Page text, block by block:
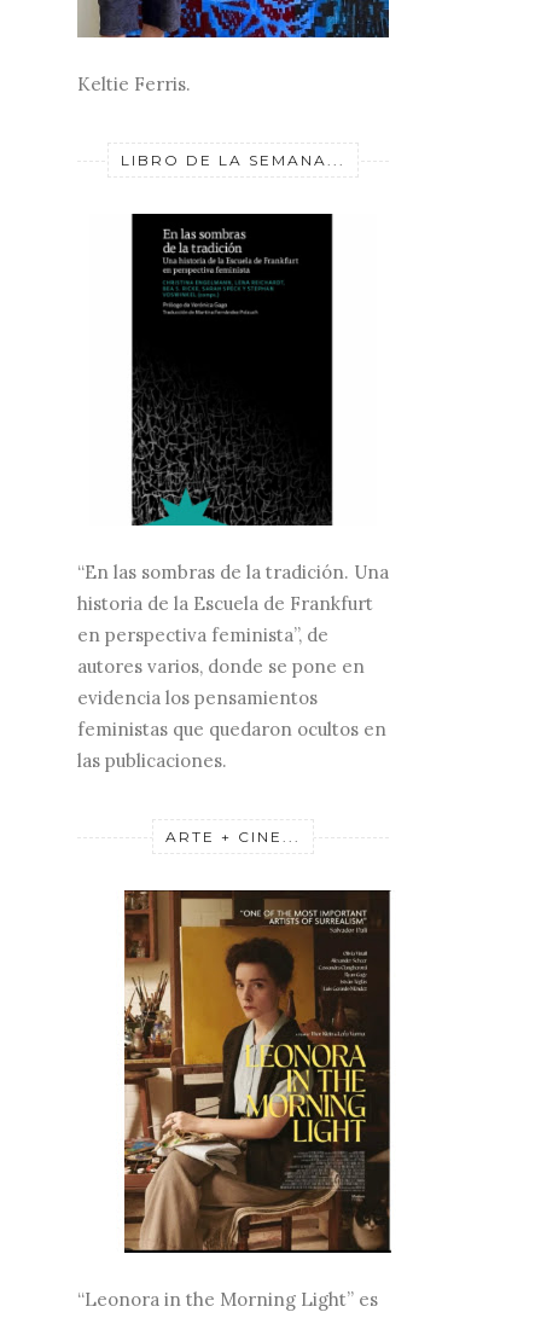
Keltie Ferris.
LIBRO DE LA SEMANA...
“En las sombras de la tradición. Una
historia de la Escuela de Frankfurt
en perspectiva feminista”, de
autores varios, donde se pone en
evidencia los pensamientos
feministas que quedaron ocultos en
las publicaciones.
ARTE + CINE...
“Leonora in the Morning Light” es